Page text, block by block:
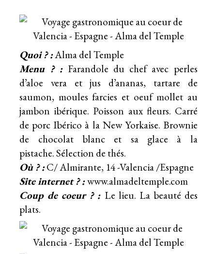
Quoi ? :Alma del Temple
Menu ? : Farandole du chef avec perles
d’aloe vera et jus d’ananas, tartare de
saumon, moules farcies et oeuf mollet au
jambon ibérique. Poisson aux fleurs. Carré
de porc Ibérico à la New Yorkaise. Brownie
de chocolat blanc et sa glace à la
pistache. Sélection de thés.
Où ? :C/ Almirante, 14 -Valencia /Espagne
Site internet ? :www.almadeltemple.com
Coup de coeur ? : Le lieu. La beauté des
plats.